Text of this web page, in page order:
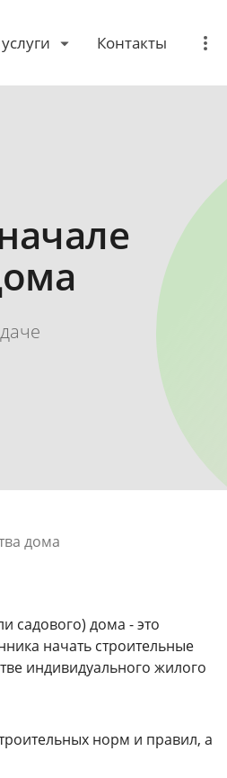
Контакты
дома
садового) дома - это
начать строительные
индивидуального жилого
норм и правил, а